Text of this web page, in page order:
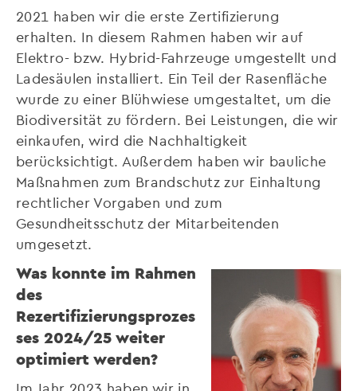
2021 haben wir die erste Zertifizierung
erhalten. In diesem Rahmen haben wir auf
Elektro- bzw. Hybrid-Fahrzeuge umgestellt und
Ladesäulen installiert. Ein Teil der Rasenfläche
wurde zu einer Blühwiese umgestaltet, um die
Biodiversität zu fördern. Bei Leistungen, die wir
einkaufen, wird die Nachhaltigkeit
berücksichtigt. Außerdem haben wir bauliche
Maßnahmen zum Brandschutz zur Einhaltung
rechtlicher Vorgaben und zum
Gesundheitsschutz der Mitarbeitenden
umgesetzt.
Was konnte im Rahmen
des
Rezertifizierungsprozes
ses 2024/25 weiter
optimiert werden?
Im Jahr 2023 haben wir in